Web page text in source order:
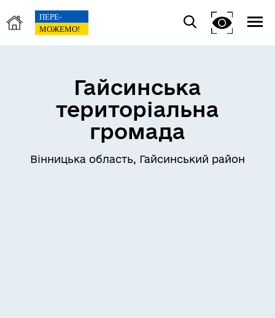
Гайсинська
територіальна
громада
Вінницька область, Гайсинський район